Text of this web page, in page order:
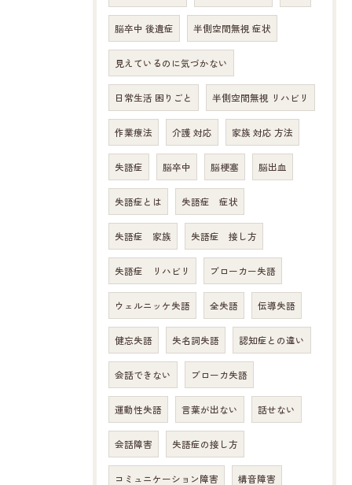
脳卒中 後遺症 半側空間無視 症状
見えているのに気づかない
日常生活 困りごと 半側空間無視 リハビリ
作業療法 介護 対応 家族 対応 方法
失語症 脳卒中 脳梗塞 脳出血
失語症とは 失語症 症状
失語症 家族 失語症 接し方
失語症 リハビリ ブローカー失語
ウェルニッケ失語 全失語 伝導失語
健忘失語 失名詞失語 認知症との違い
会話できない ブローカ失語
運動性失語 言葉が出ない 話せない
会話障害 失語症の接し方
コミュニケーション障害 構音障害